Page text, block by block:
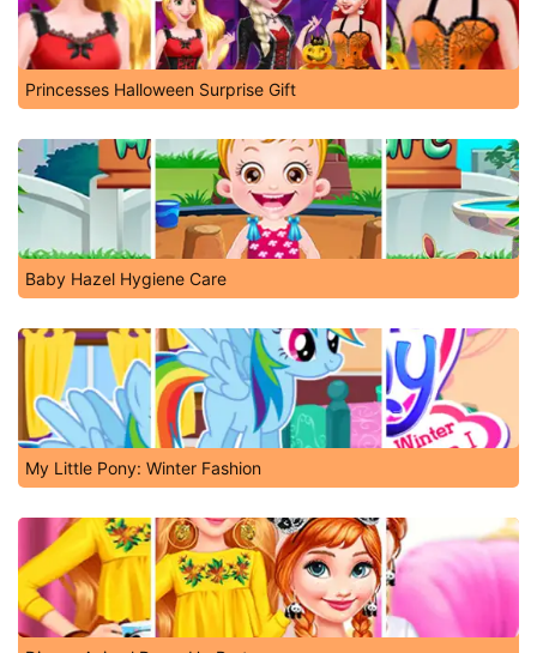
Princesses Halloween Surprise Gift
Baby Hazel Hygiene Care
My Little Pony: Winter Fashion